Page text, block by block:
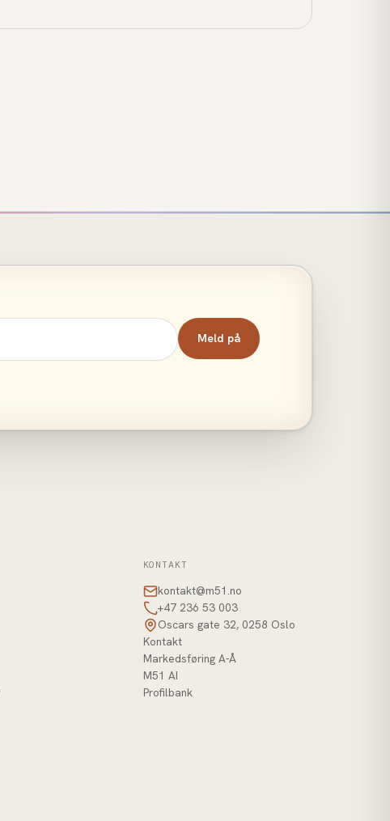
Meld på
KONTAKT
kontakt@m51.no
+47 236 53 003
Oscars gate 32, 0258 Oslo
Kontakt
Markedsføring A-Å
M51 AI
Profilbank